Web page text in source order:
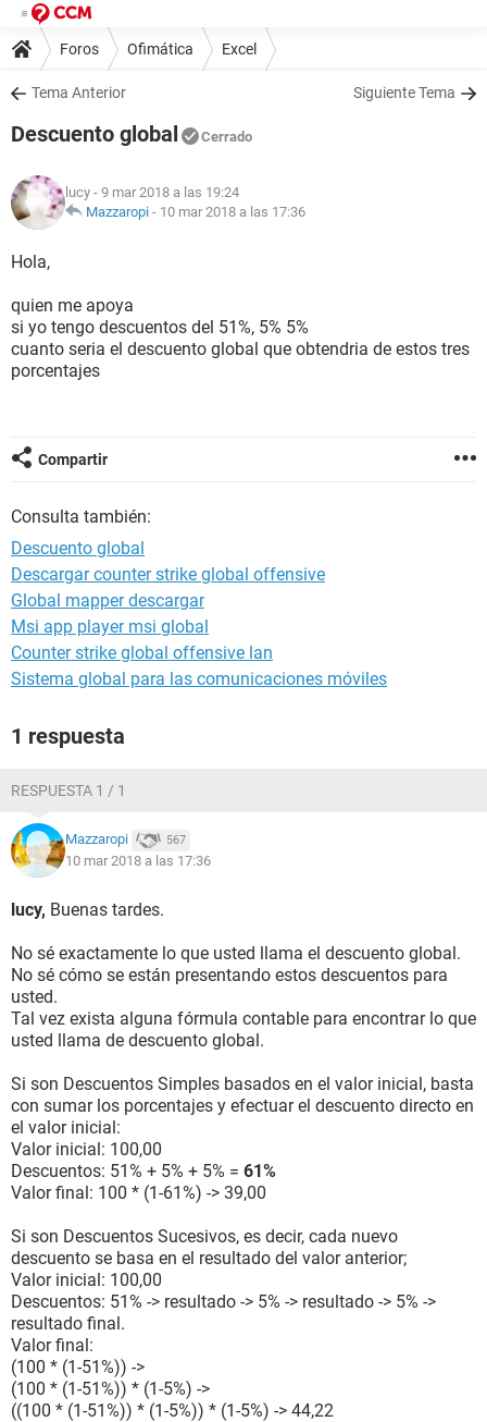
Foros Ofimática Excel
Tema Anterior Siguiente Tema
Descuento global Cerrado
lucy - 9 mar 2018 a las 19:24
Mazzaropi - 10 mar 2018 a las 17:36
Hola,
quien me apoya
si yo tengo descuentos del 51%, 5% 5%
cuanto seria el descuento global que obtendria de estos tres
porcentajes
Compartir
Consulta también:
Descuento global
Descargar counter strike global offensive
Global mapper descargar
Msi app player msi global
Counter strike global offensive lan
Sistema global para las comunicaciones móviles
1 respuesta
RESPUESTA 1 / 1
Mazzaropi 567
10 mar 2018 a las 17:36
lucy, Buenas tardes.
No sé exactamente lo que usted llama el descuento global.
No sé cómo se están presentando estos descuentos para
usted.
Tal vez exista alguna fórmula contable para encontrar lo que
usted llama de descuento global.
Si son Descuentos Simples basados en el valor inicial, basta
con sumar los porcentajes y efectuar el descuento directo en
el valor inicial:
Valor inicial: 100,00
Descuentos: 51% + 5% + 5% = 61%
Valor final: 100 * (1-61%) -> 39,00
Si son Descuentos Sucesivos, es decir, cada nuevo
descuento se basa en el resultado del valor anterior;
Valor inicial: 100,00
Descuentos: 51% -> resultado -> 5% -> resultado -> 5% ->
resultado final.
Valor final:
(100 * (1-51%)) ->
(100 * (1-51%)) * (1-5%) ->
((100 * (1-51%)) * (1-5%)) * (1-5%) -> 44,22